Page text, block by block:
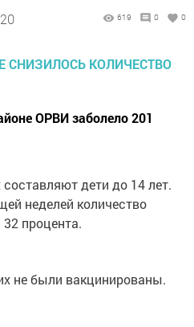
619 0 0
ОРВИ заболело 201
дети до 14 лет.
неделей количество
процента.
не были вакцинированы.